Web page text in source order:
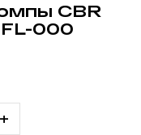
CBR
000
+